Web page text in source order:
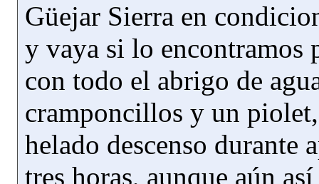
Güejar Sierra en
y vaya si lo encontramos
con todo el abrigo de
cramponcillos y un
helado descenso durante
tres horas, aunque aún